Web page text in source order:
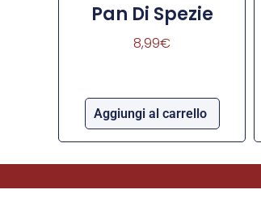
Pan Di Spezie
8,99€
Aggiungi al carrello